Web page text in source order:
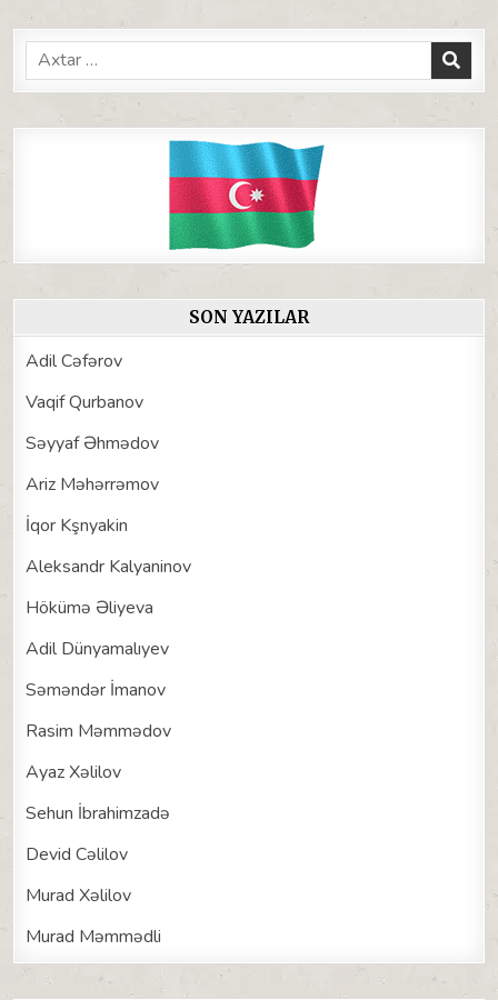
Search
for:
SON YAZILAR
Adil Cəfərov
Vaqif Qurbanov
Səyyaf Əhmədov
Ariz Məhərrəmov
İqor Kşnyakin
Aleksandr Kalyaninov
Hökümə Əliyeva
Adil Dünyamalıyev
Səməndər İmanov
Rasim Məmmədov
Ayaz Xəlilov
Sehun İbrahimzadə
Devid Cəlilov
Murad Xəlilov
Murad Məmmədli